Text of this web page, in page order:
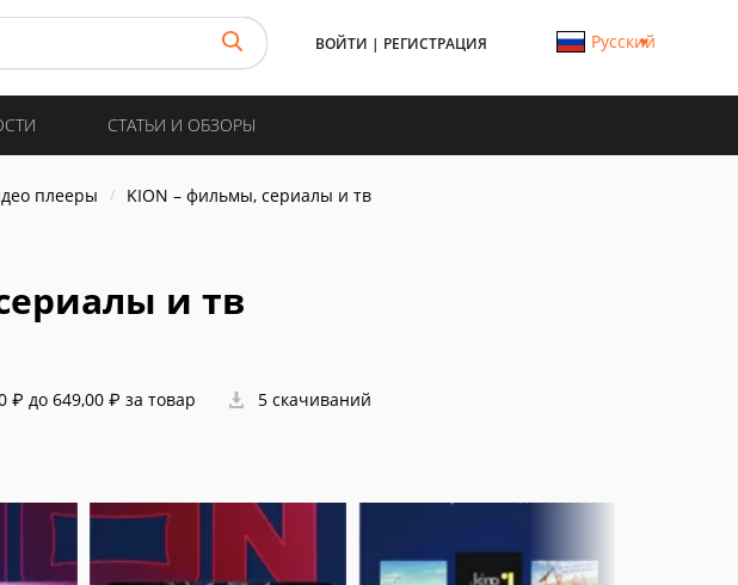
ВОЙТИ | РЕГИСТРАЦИЯ Русский
СТАТЬИ И ОБЗОРЫ
плееры KION – фильмы, сериалы и тв
и тв
₽ до 649,00 ₽ за товар 5 скачиваний